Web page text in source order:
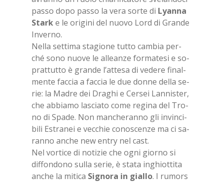
pas­so dopo pas­so la vera sor­te di Lyan­na
Starke le ori­gi­ni del nuo­vo Lord di Gran­de
In­ver­no.
Nel­la set­ti­ma sta­gio­ne tut­to cam­bia per­
ché sono nuo­ve le al­lean­ze for­ma­te­si e so­
prat­tut­to è gran­de l’at­te­sa di ve­de­re fi­nal­
men­te fac­cia a fac­cia le due don­ne del­la se­
rie: la Ma­dre dei Dra­ghi e Cer­sei Lan­ni­ster,
che ab­bia­mo la­scia­to come re­gi­na del Tro­
no di Spa­de. Non man­che­ran­no gli in­vin­ci­
bi­li Estra­nei e vec­chie co­no­scen­ze ma ci sa­
ran­no an­che new en­try nel cast.
Nel vor­ti­ce di no­ti­zie che ogni gior­no si
dif­fon­do­no sul­la se­rie, è sta­ta in­ghiot­ti­ta
an­che la mi­ti­ca Si­gno­ra in gial­lo. I ru­mors